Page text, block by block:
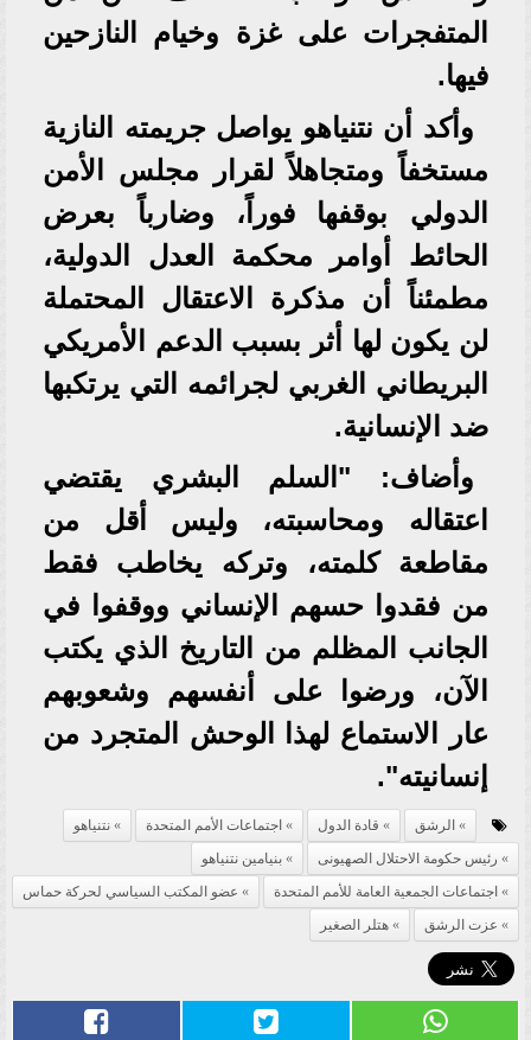
المتفجرات على غزة وخيام النازحين
فيها.
وأكد أن نتنياهو يواصل جريمته النازية
مستخفاً ومتجاهلاً لقرار مجلس الأمن
الدولي بوقفها فوراً، وضارباً بعرض
الحائط أوامر محكمة العدل الدولية،
مطمئناً أن مذكرة الاعتقال المحتملة
لن يكون لها أثر بسبب الدعم الأمريكي
البريطاني الغربي لجرائمه التي يرتكبها
ضد الإنسانية.
وأضاف: "السلم البشري يقتضي
اعتقاله ومحاسبته، وليس أقل من
مقاطعة كلمته، وتركه يخاطب فقط
من فقدوا حسهم الإنساني ووقفوا في
الجانب المظلم من التاريخ الذي يكتب
الآن، ورضوا على أنفسهم وشعوبهم
عار الاستماع لهذا الوحش المتجرد من
إنسانيته".
الرشق قادة الدول اجتماعات الأمم المتحدة
نتنياهو
رئيس حكومة الاحتلال الصهيونى
بنيامين نتنياهو
اجتماعات الجمعية العامة للأمم المتحدة
عضو المكتب السياسي لحركة حماس
عزت الرشق
هتلر الصغير